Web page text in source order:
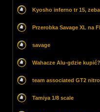
Kyosho inferno tr 15,
Przerobka Savage XL na
savage
Wahacze Alu-gdzie kupić?
team associated GT2
Tamiya 1/8 scale